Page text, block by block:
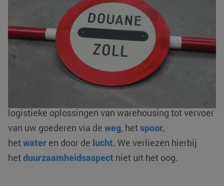
goederen. Naast het verzorgen van het transport,
regelen we ook het logistieke gedeelte. Zoals onder
andere decomplete douaneafhandeling : in- en
uitklaringen, bonded warehousing en/ of fiscale
vertegenwoordiging. Als AEO-gecertificeerde
logistieke dienstverlener zorgen wij voor een
logistieke oplossingen van warehousing tot vervoer
van uw goederen via de weg, hetspoor,
hetwater en door de lucht. We verliezen hierbij
hetduurzaamheidsaspect niet uit het oog.